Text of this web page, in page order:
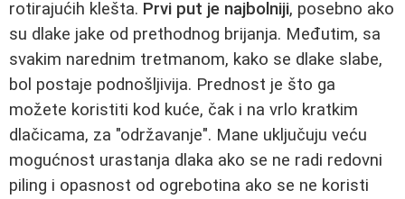
rotirajućih klešta. Prvi put je najbolniji, posebno ako
su dlake jake od prethodnog brijanja. Međutim, sa
svakim narednim tretmanom, kako se dlake slabe,
bol postaje podnošljivija. Prednost je što ga
možete koristiti kod kuće, čak i na vrlo kratkim
dlačicama, za "održavanje". Mane uključuju veću
mogućnost urastanja dlaka ako se ne radi redovni
piling i opasnost od ogrebotina ako se ne koristi